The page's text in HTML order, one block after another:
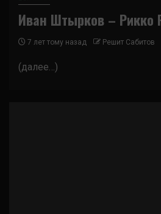
Иван Штырков – Рикко
7 лет тому назад Решит Сабитов
(далее…)